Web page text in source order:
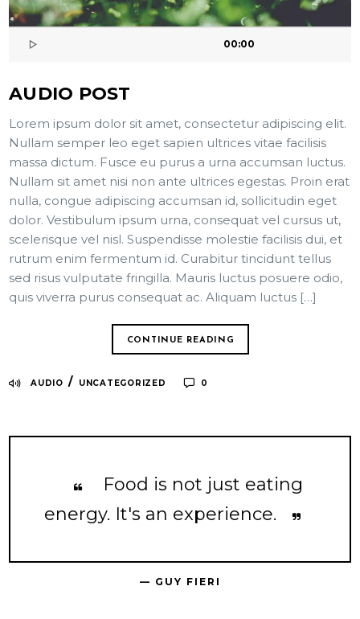
00:00
AUDIO POST
Lorem ipsum dolor sit amet, consectetur adipiscing elit.
Nullam semper leo eget sapien ultrices vitae facilisis
massa dictum. Fusce eu purus a urna accumsan luctus.
Nullam sit amet nisi non ante ultrices egestas. Proin erat
nulla, congue adipiscing accumsan id, sollicitudin eget
dolor. Vestibulum ipsum urna, consequat vel cursus ut,
scelerisque vel nisl. Suspendisse molestie facilisis dui, et
rutrum enim fermentum id. Curabitur tincidunt tellus
sed risus vulputate fringilla. Mauris luctus posuere odio,
quis viverra purus consequat ac. Aliquam luctus […]
CONTINUE READING
AUDIO / UNCATEGORIZED 0
Food is not just eating
energy. It's an experience.
— GUY FIERI